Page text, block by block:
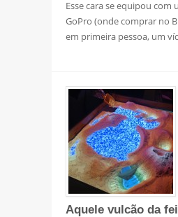
Esse cara se equipou com
GoPro (onde comprar no
em primeira pessoa, um
Aquele vulcão da